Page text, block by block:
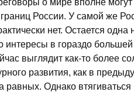
о мире вполне
границ России. У самой же
нет. Остается
интересы в гораздо
выглядит как-то более
развития, как в
равных. Однако